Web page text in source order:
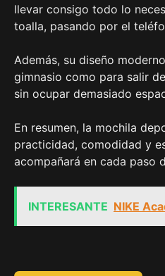
llevar consigo todo lo
toalla, pasando por el
Además, su diseño
gimnasio como para salir
sin ocupar demasiado
En resumen, la mochila
practicidad, comodidad y
acompañará en cada paso
INTERESANTE NIKE